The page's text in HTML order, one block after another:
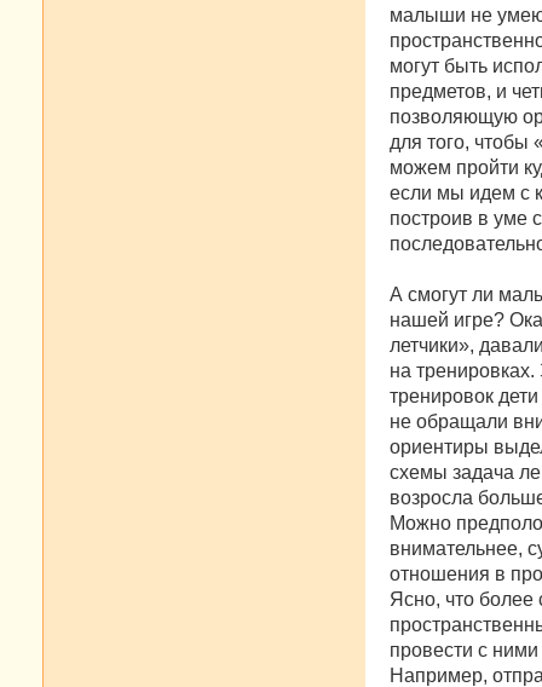
малыши не
могут быть
предметов, и
позволяющую
для того, чтобы
можем пройти
если мы идем с
построив в уме
А смогут ли
нашей игре?
летчики»,
на
тренировок
не обращали
ориентиры
схемы задача
возросла
Можно
внимательнее,
отношения в
Ясно, что более
провести с
Например,